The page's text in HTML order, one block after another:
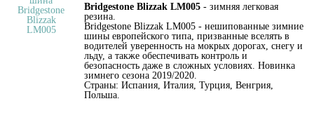
Bridgestone Blizzak LM005 - зимняя легковая
резина.
Bridgestone Blizzak LM005 - нешипованные зимние
шины европейского типа, призванные вселять в
водителей уверенность на мокрых дорогах, снегу и
льду, а также обеспечивать контроль и
безопасность даже в сложных условиях. Новинка
зимнего сезона 2019/2020.
Страны: Испания, Италия, Турция, Венгрия,
Польша.